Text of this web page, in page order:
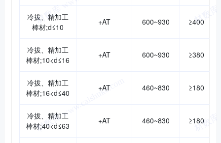
冷拔、精加工
棒材;d≤10
+AT 600~930 ≥400
冷拔、精加工
棒材;10<d≤16
+AT 600~930 ≥380
冷拔、精加工
棒材;16<d≤40
+AT 460~830 ≥180
冷拔、精加工
棒材;40<d≤63
+AT 460~830 ≥180